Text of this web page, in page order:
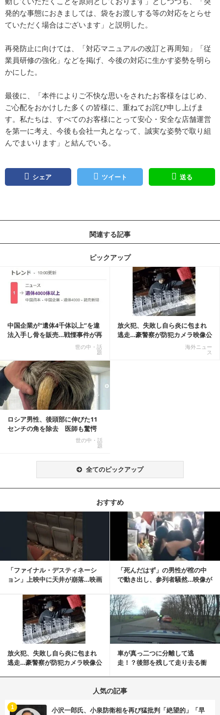
発的な事態におきましては、袋をお渡しする等の対応をとらせ
ていただく場合はございます」と説明した。
再発防止に向けては、「対応マニュアルの改訂と再周知」「従
業員研修の強化」などを掲げ、今後の対応に生かす姿勢を明ら
かにした。
最後に、「本件によりご不快な思いをされたお客様をはじめ、
ご心配をおかけした多くの皆様に、重ねてお詫び申し上げま
す。私たちは、すべてのお客様にとって安心・安全な店舗運営
を第一に考え、今後も会社一丸となって、誠実な姿勢で取り組
んでまいります」と結んでいる。
シェア ツイート 送る
関連する記事
ピックアップ
中国企業が“遺体4千体以上”を違
法入手し骨を販売…戦慄事件が再
世の中・話
題
放火犯、失敗し自ら炎に包まれ
逃走…豪警察が防犯カメラ映像公
海外ニュー
ス
ロシア男性、後頭部に伸びた11
センチの角を除去 医師も驚愕
世の中・話
題
全てのピックアップ
おすすめ
「ファイナル・デスティネーシ
ョン」上映中に天井が崩落…映画
「死んだはず」の男性が棺の中
で動き出し、参列者騒然…映像が
記事を読む
放火犯、失敗し自ら炎に包まれ
逃走…豪警察が防犯カメラ映像公
車が真っ二つに分離して逃
走！？後部を残して走り去る衝
記事を読む
人気の記事
小沢一郎氏、小泉防衛相を再び猛批判「絶望的」「早
1